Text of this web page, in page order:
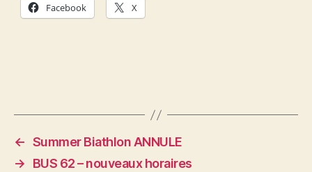
Facebook X
← Summer Biathlon ANNULE
→
BUS 62 – nouveaux horaires